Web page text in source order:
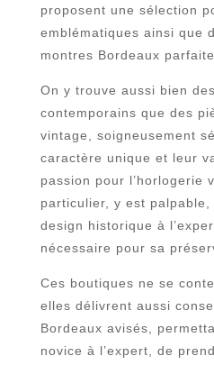
proposent une sélection
emblématiques ainsi que
montres Bordeaux
On y trouve aussi bien
contemporains que des
vintage, soigneusement
caractère unique et leur
passion pour l’horlogerie
particulier, y est palpable,
design historique à
nécessaire pour sa
Ces boutiques ne se
elles délivrent aussi
Bordeaux avisés,
novice à l’expert, de